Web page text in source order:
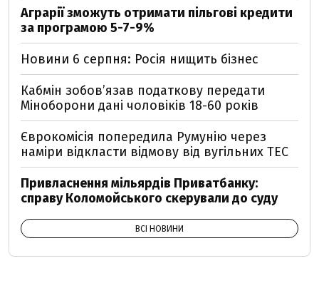
Аграрії зможуть отримати пільгові кредити
за програмою 5-7-9%
Новини 6 серпня: Росія нищить бізнес
Кабмін зобовʼязав податкову передати
Міноборони дані чоловіків 18-60 років
Єврокомісія попередила Румунію через
наміри відкласти відмову від вугільних ТЕС
Привласнення мільярдів Приватбанку:
справу Коломойського скерували до суду
ВСІ НОВИНИ